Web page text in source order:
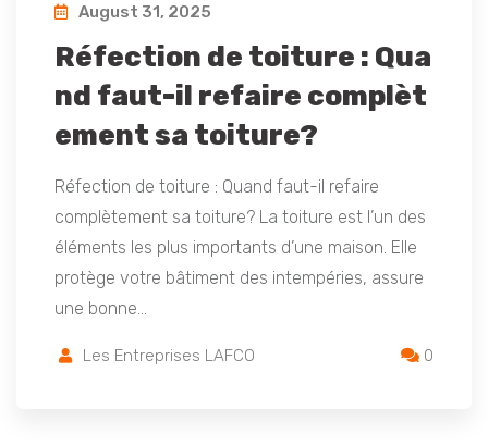
August 31, 2025
Réfection de toiture : Qua
nd faut-il refaire complèt
ement sa toiture?
Réfection de toiture : Quand faut-il refaire
complètement sa toiture? La toiture est l’un des
éléments les plus importants d’une maison. Elle
protège votre bâtiment des intempéries, assure
une bonne…
Les Entreprises LAFCO 0